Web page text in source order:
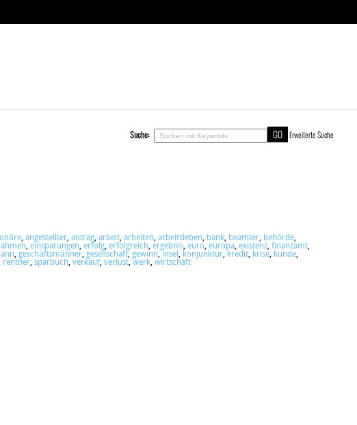
Suche: Erweiterte Suche
, angestellter, antrag, arbeit, arbeiten, arbeitsleben, bank, beamter, behörde,
, einsparungen, erfolg, erfolgreich, ergebnis, euro, europa, existenz, finanzamt,
, geschäftsmänner, gesellschaft, gewinn, insel , konjunktur, kredit, krise, kunde,
rentner, sparbuch, verkauf, verlust, werk, wirtschaft